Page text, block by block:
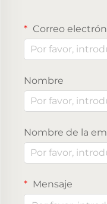
Correo
Nombre
Nombre de la
Mensaje